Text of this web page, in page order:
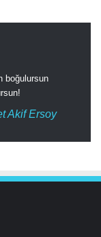
boğulursun
Akif Ersoy